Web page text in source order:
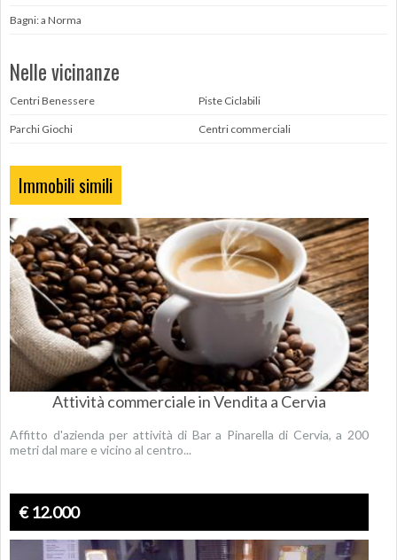
Bagni: a Norma
Nelle vicinanze
Centri Benessere Piste Ciclabili
Parchi Giochi Centri commerciali
Immobili simili
Attività commerciale in Vendita a Cervia
Affitto d'azienda per attività di Bar a Pinarella di Cervia, a 200
metri dal mare e vicino al centro...
€ 12.000